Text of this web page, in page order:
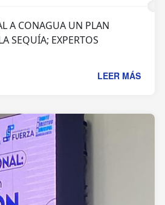
A CONAGUA UN PLAN
SEQUÍA; EXPERTOS
LEER MÁS